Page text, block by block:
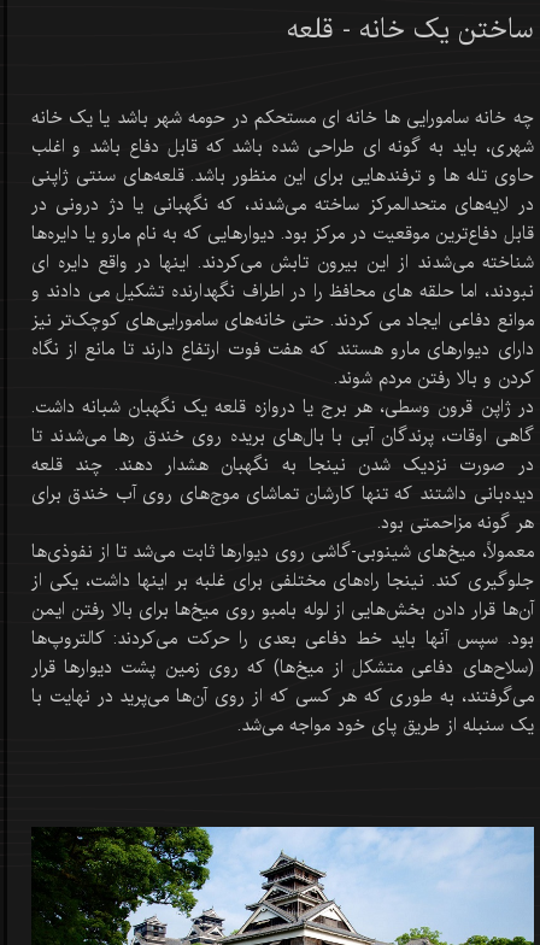
ساختن یک خانه - قلعه
چه خانه سامورایی ها خانه ای مستحکم در حومه شهر باشد یا یک خانه
شهری، باید به گونه ای طراحی شده باشد که قابل دفاع باشد و اغلب
حاوی تله ها و ترفندهایی برای این منظور باشد. قلعه‌های سنتی ژاپنی
در لایه‌های متحدالمرکز ساخته می‌شدند، که نگهبانی یا دژ درونی در
قابل دفاع‌ترین موقعیت در مرکز بود. دیوارهایی که به نام مارو یا دایره‌ها
شناخته می‌شدند از این بیرون تابش می‌کردند. اینها در واقع دایره ای
نبودند، اما حلقه های محافظ را در اطراف نگهدارنده تشکیل می دادند و
موانع دفاعی ایجاد می کردند. حتی خانه‌های سامورایی‌های کوچک‌تر نیز
دارای دیوارهای مارو هستند که هفت فوت ارتفاع دارند تا مانع از نگاه
کردن و بالا رفتن مردم شوند.
در ژاپن قرون وسطی، هر برج یا دروازه قلعه یک نگهبان شبانه داشت.
گاهی اوقات، پرندگان آبی با بال‌های بریده روی خندق رها می‌شدند تا
در صورت نزدیک شدن نینجا به نگهبان هشدار دهند. چند قلعه
دیده‌بانی داشتند که تنها کارشان تماشای موج‌های روی آب خندق برای
هر گونه مزاحمتی بود.
معمولاً، میخ‌های شینوبی-گاشی روی دیوارها ثابت می‌شد تا از نفوذی‌ها
جلوگیری کند. نینجا راه‌های مختلفی برای غلبه بر اینها داشت، یکی از
آن‌ها قرار دادن بخش‌هایی از لوله بامبو روی میخ‌ها برای بالا رفتن ایمن
بود. سپس آنها باید خط دفاعی بعدی را حرکت می‌کردند: کالتروپ‌ها
(سلاح‌های دفاعی متشکل از میخ‌ها) که روی زمین پشت دیوارها قرار
می‌گرفتند، به طوری که هر کسی که از روی آن‌ها می‌پرید در نهایت با
یک سنبله از طریق پای خود مواجه می‌شد.